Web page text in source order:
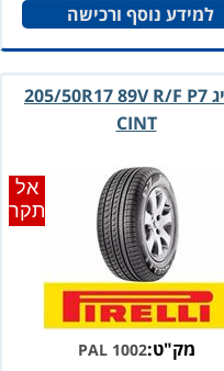
למידע נוסף ורכישה
צמיג ‏205/50R17 89V R/F P7
CINT
אל
תקר
מק"ט:PAL 1002